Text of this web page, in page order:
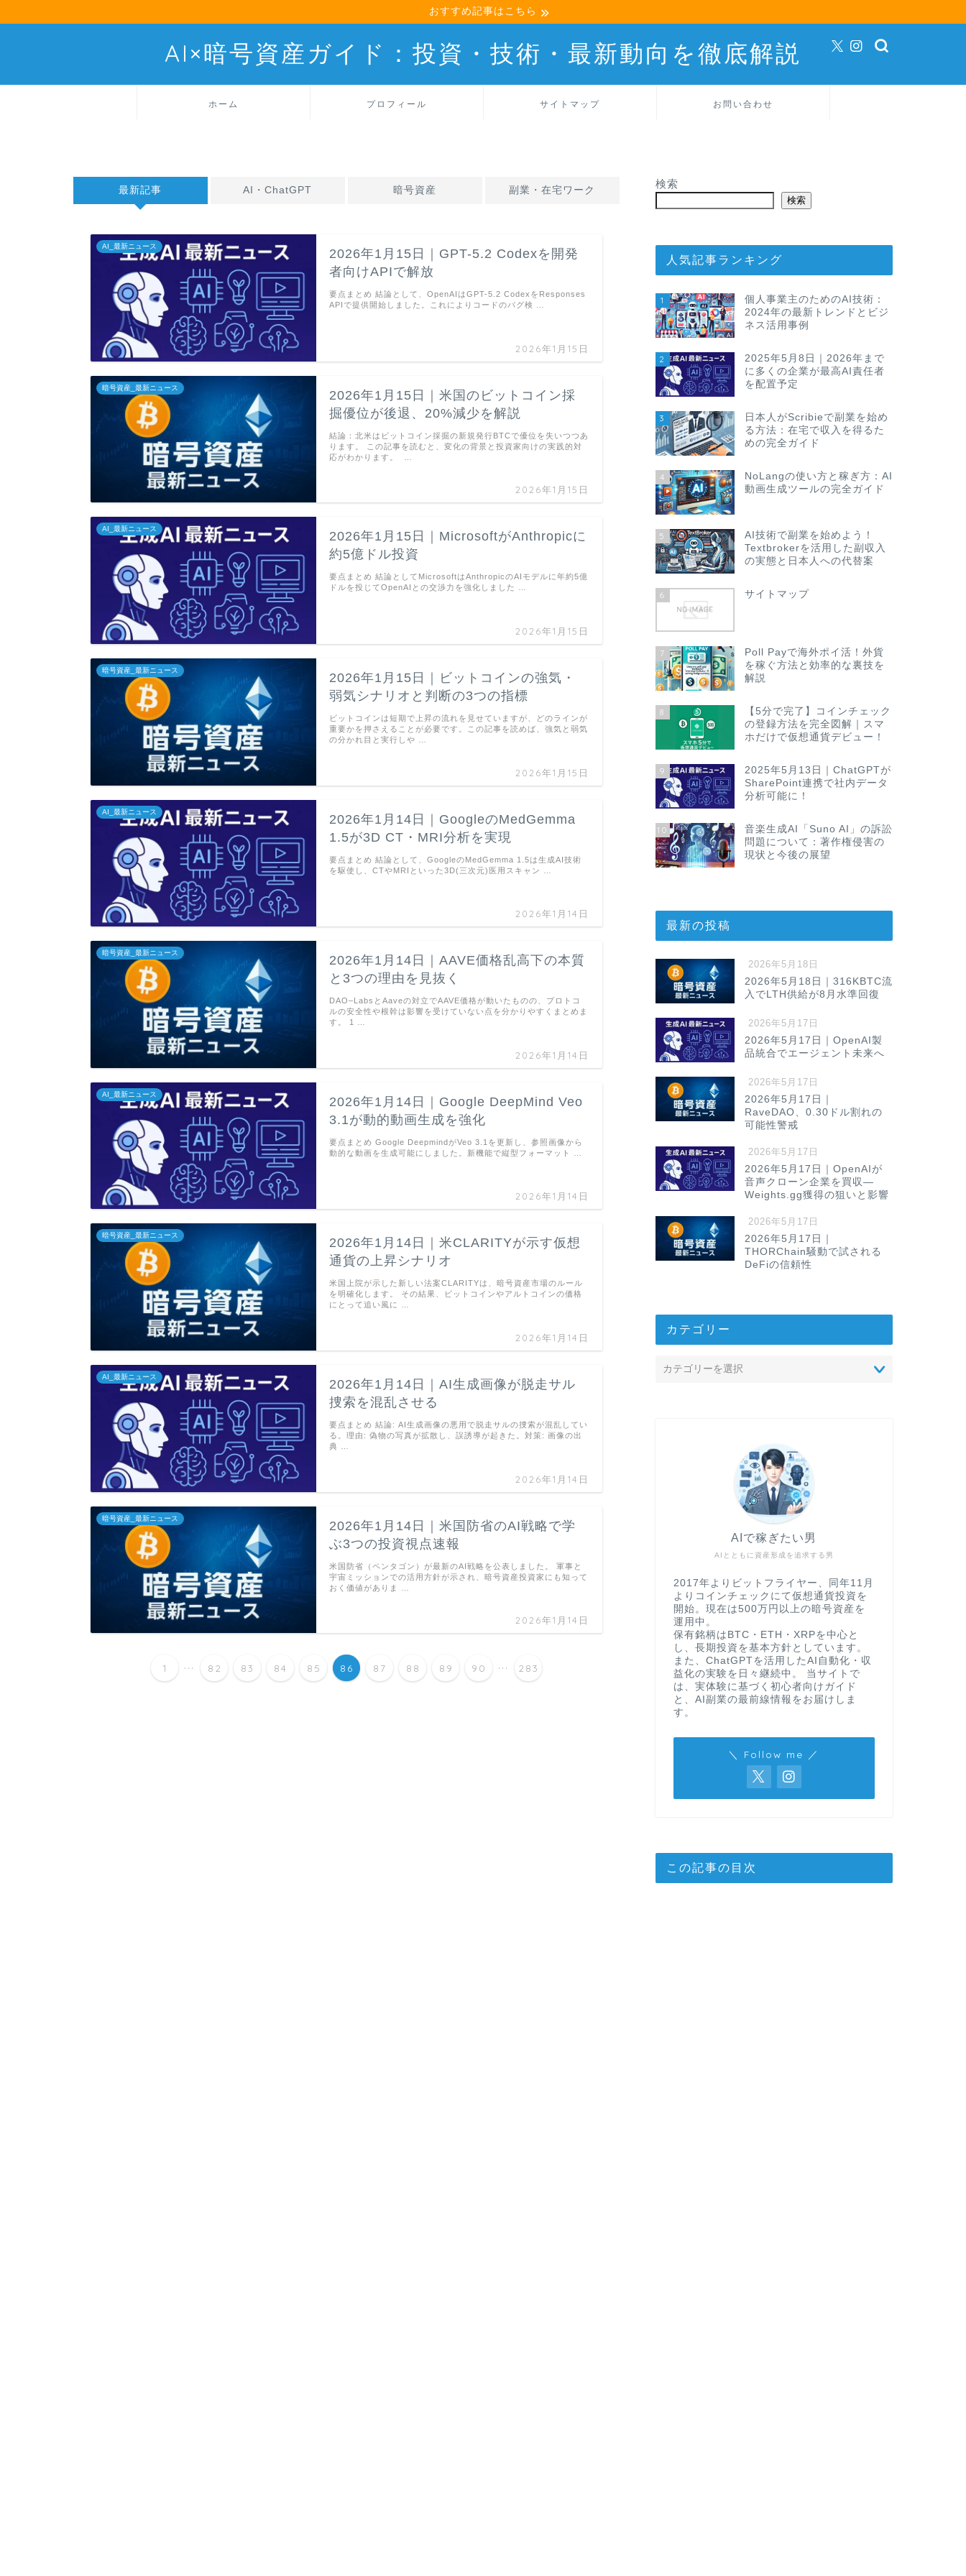
おすすめ記事はこちら
AI×暗号資産ガイド：投資・技術・最新動向を徹底解説
ホーム プロフィール サイトマップ お問い合わせ
最新記事 AI・ChatGPT 暗号資産 副業・在宅ワーク
AI_最新ニュース
2026年1月15日｜GPT-5.2 Codexを開発
者向けAPIで解放
2026年1月15日
要点まとめ 結論として、OpenAIはGPT-5.2 CodexをResponses
APIで提供開始しました。これによりコードのバグ検 …
暗号資産_最新ニュース
2026年1月15日｜米国のビットコイン採
掘優位が後退、20%減少を解説
2026年1月15日
結論：北米はビットコイン採掘の新規発行BTCで優位を失いつつあ
ります。 この記事を読むと、変化の背景と投資家向けの実践的対
応がわかります。 …
AI_最新ニュース
2026年1月15日｜MicrosoftがAnthropicに
約5億ドル投資
2026年1月15日
要点まとめ 結論としてMicrosoftはAnthropicのAIモデルに年約5億
ドルを投じてOpenAIとの交渉力を強化しました …
暗号資産_最新ニュース
2026年1月15日｜ビットコインの強気・
弱気シナリオと判断の3つの指標
2026年1月15日
ビットコインは短期で上昇の流れを見せていますが、どのラインが
重要かを押さえることが必要です。この記事を読めば、強気と弱気
の分かれ目と実行しや …
AI_最新ニュース
2026年1月14日｜GoogleのMedGemma
1.5が3D CT・MRI分析を実現
2026年1月14日
要点まとめ 結論として、GoogleのMedGemma 1.5は生成AI技術
を駆使し、CTやMRIといった3D(三次元)医用スキャン …
暗号資産_最新ニュース
2026年1月14日｜AAVE価格乱高下の本質
と3つの理由を見抜く
2026年1月14日
DAO–LabsとAaveの対立でAAVE価格が動いたものの、プロトコ
ルの安全性や根幹は影響を受けていない点を分かりやすくまとめま
す。 1 …
AI_最新ニュース
2026年1月14日｜Google DeepMind Veo
3.1が動的動画生成を強化
2026年1月14日
要点まとめ Google DeepmindがVeo 3.1を更新し、参照画像から
動的な動画を生成可能にしました。新機能で縦型フォーマット …
暗号資産_最新ニュース
2026年1月14日｜米CLARITYが示す仮想
通貨の上昇シナリオ
2026年1月14日
米国上院が示した新しい法案CLARITYは、暗号資産市場のルール
を明確化します。 その結果、ビットコインやアルトコインの価格
にとって追い風に …
AI_最新ニュース
2026年1月14日｜AI生成画像が脱走サル
捜索を混乱させる
2026年1月14日
要点まとめ 結論: AI生成画像の悪用で脱走サルの捜索が混乱してい
る。理由: 偽物の写真が拡散し、誤誘導が起きた。対策: 画像の出
典 …
暗号資産_最新ニュース
2026年1月14日｜米国防省のAI戦略で学
ぶ3つの投資視点速報
2026年1月14日
米国防省（ペンタゴン）が最新のAI戦略を公表しました。 軍事と
宇宙ミッションでの活用方針が示され、暗号資産投資家にも知って
おく価値がありま …
1 ... 82 83 84 85 86 87 88 89 90 ... 283
AI_最新ニュース
ジェント未来
OpenAIはChatGPT
AI_最新ニュース
企業を買収
響
を …
AI_最新ニュース
出ツールが全
AI_最新ニュース
要点まとめ 結論（
は、生成AIの実力を
界理解はまだ
評価で
結論（Point）：
AI_最新ニュース
要とGoogleが
従来の検 …
AI_最新ニュース
続で家計節約
検索
検索
人気記事ランキング
1
個人事業主のためのAI技術：
2024年の最新トレンドとビジ
ネス活用事例
2
2025年5月8日｜2026年まで
に多くの企業が最高AI責任者
を配置予定
3
日本人がScribieで副業を始め
る方法：在宅で収入を得るた
めの完全ガイド
4
NoLangの使い方と稼ぎ方：AI
動画生成ツールの完全ガイド
5
AI技術で副業を始めよう！
Textbrokerを活用した副収入
の実態と日本人への代替案
6 サイトマップ
7
Poll Payで海外ポイ活！外貨
を稼ぐ方法と効率的な裏技を
解説
8
【5分で完了】コインチェック
の登録方法を完全図解｜スマ
ホだけで仮想通貨デビュー！
9
2025年5月13日｜ChatGPTが
SharePoint連携で社内データ
分析可能に！
10
音楽生成AI「Suno AI」の訴訟
問題について：著作権侵害の
現状と今後の展望
最新の投稿
2026年5月18日
2026年5月18日｜316KBTC流
入でLTH供給が8月水準回復
2026年5月17日
2026年5月17日｜OpenAI製
品統合でエージェント未来へ
2026年5月17日
2026年5月17日｜
RaveDAO、0.30ドル割れの
可能性警戒
2026年5月17日
2026年5月17日｜OpenAIが
音声クローン企業を買収—
Weights.gg獲得の狙いと影響
2026年5月17日
2026年5月17日｜
THORChain騒動で試される
DeFiの信頼性
カテゴリー
AIとともに資産形成を追求する男
AIで稼ぎたい男
2017年よりビットフライヤー、同年11月
よりコインチェックにて仮想通貨投資を
開始。現在は500万円以上の暗号資産を
運用中。
保有銘柄はBTC・ETH・XRPを中心と
し、長期投資を基本方針としています。
また、ChatGPTを活用したAI自動化・収
益化の実験を日々継続中。 当サイトで
は、実体験に基づく初心者向けガイド
と、AI副業の最前線情報をお届けしま
す。
＼ Follow me ／
この記事の目次